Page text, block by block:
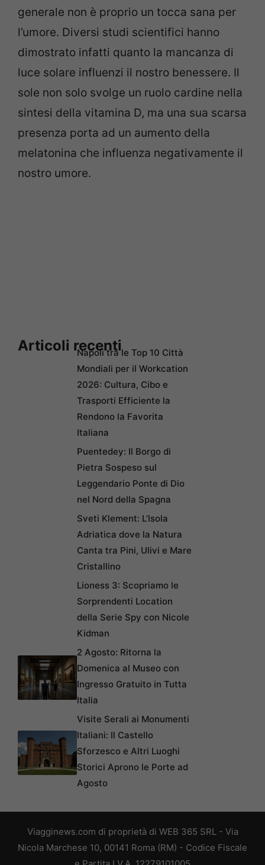
generale non è proprio un tocca sana per
l’umore. Diversi studi scientifici hanno
dimostrato infatti quanto la mancanza di
luce solare influenzi il nostro benessere. Il
sole non solo svolge un ruolo cardine nella
sintesi della vitamina D, ma una sua scarsa
presenza porta ad un aumento della
melatonina che influenza negativamente il
nostro umore.
Articoli recentiNapoli tra le Top 10 Città
Mondiali per il Workcation
2026: Cultura, Cibo e
Trasporti Efficiente la
Rendono la Favorita
Italiana
Puentedey: Il Borgo di
Pietra Sospeso sul
Leggendario Ponte di Dio
nel Nord della Spagna
Sveti Klement: L’Isola
Adriatica dove la Natura
Canta tra Pini, Ulivi e Mare
Cristallino
Lioness 3: Scopriamo le
Sorprendenti Location
della Serie Spy con Nicole
Kidman
2 Agosto: Ritorna la
Domenica al Museo con
Ingresso Gratuito in Tutta
Italia
Visite Serali ai Monumenti
Italiani: Il Castello
Sforzesco e Altri Luoghi
Storici Aprono le Porte ad
Agosto
Viagginews.com di proprietà di WEB 365 SRL - Via
Nicola Marchese 10, 00141 Roma (RM) - Codice Fiscale